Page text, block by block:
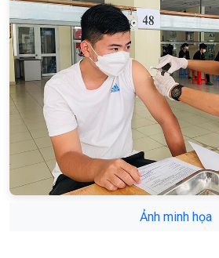
Ảnh minh họa